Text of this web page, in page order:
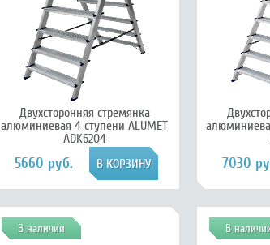
Двухсторонняя стремянка
алюминиевая 4 ступени ALUMET
ADK6204
5660 руб. 7030
В наличии В